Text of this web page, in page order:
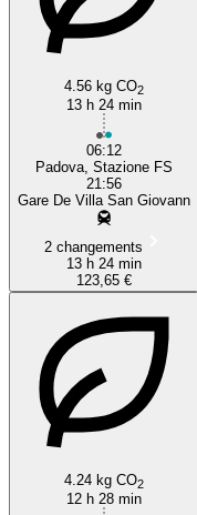
4.56 kg CO2
13 h 24 min
06:12
Padova, Stazione FS
21:56
Gare De Villa San Giovann
2 changements
13 h 24 min
123,65 €
4.24 kg CO2
12 h 28 min